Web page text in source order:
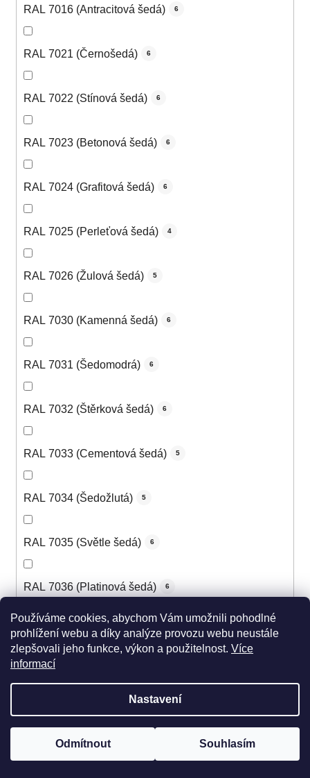
Používáme cookies, abychom Vám umožnili pohodlné
prohlížení webu a díky analýze provozu webu neustále
zlepšovali jeho funkce, výkon a použitelnost. Více
informací
Nastavení
Odmítnout Souhlasím
RAL 7016 (Antracitová šedá) 6
RAL 7021 (Černošedá) 6
RAL 7022 (Stínová šedá) 6
RAL 7023 (Betonová šedá) 6
RAL 7024 (Grafitová šedá) 6
RAL 7025 (Perleťová šedá) 4
RAL 7026 (Žulová šedá) 5
RAL 7030 (Kamenná šedá) 6
RAL 7031 (Šedomodrá) 6
RAL 7032 (Štěrková šedá) 6
RAL 7033 (Cementová šedá) 5
RAL 7034 (Šedožlutá) 5
RAL 7035 (Světle šedá) 6
RAL 7036 (Platinová šedá) 6
RAL 7037 (Prachová šedá) 6
RAL 7039 (Křemenná šedá)
RAL 7040 (Okenní šedá)